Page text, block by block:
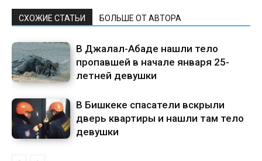
СХОЖИЕ СТАТЬИ БОЛЬШЕ ОТ АВТОРА
В Джалал-Абаде нашли тело
пропавшей в начале января 25-
летней девушки
В Бишкеке спасатели вскрыли
дверь квартиры и нашли там тело
девушки